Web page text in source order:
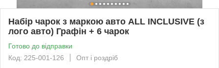
Набір чарок з маркою авто ALL INCLUSIVE (з
лого авто) Графін + 6 чарок
Готово до відправки
Код: 225-001-126
Опт і роздріб